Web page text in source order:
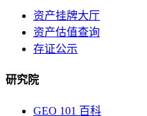
资产挂牌大厅
资产估值查询
存证公示
研究院
GEO 101 百科